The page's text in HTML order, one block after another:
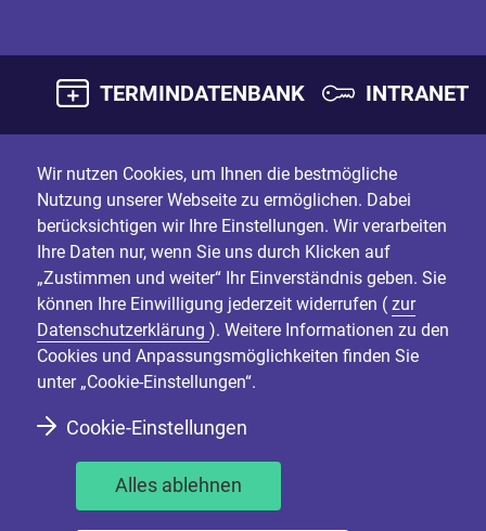
TERMINDATENBANK INTRANET
Wir nutzen Cookies, um Ihnen die bestmögliche
Nutzung unserer Webseite zu ermöglichen. Dabei
berücksichtigen wir Ihre Einstellungen. Wir verarbeiten
Ihre Daten nur, wenn Sie uns durch Klicken auf
„Zustimmen und weiter“ Ihr Einverständnis geben. Sie
können Ihre Einwilligung jederzeit widerrufen ( zur
Datenschutzerklärung ). Weitere Informationen zu den
Cookies und Anpassungsmöglichkeiten finden Sie
unter „Cookie-Einstellungen“.
Cookie-Einstellungen
Alles ablehnen